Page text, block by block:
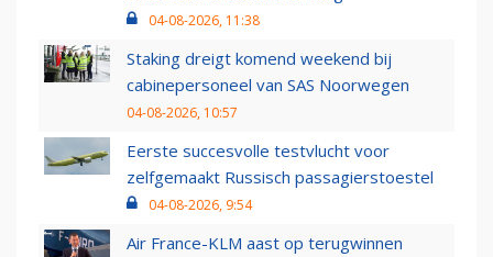
04-08-2026, 11:38
Staking dreigt komend weekend bij
cabinepersoneel van SAS Noorwegen
04-08-2026, 10:57
Eerste succesvolle testvlucht voor
zelfgemaakt Russisch passagierstoestel
04-08-2026, 9:54
Air France-KLM aast op terugwinnen